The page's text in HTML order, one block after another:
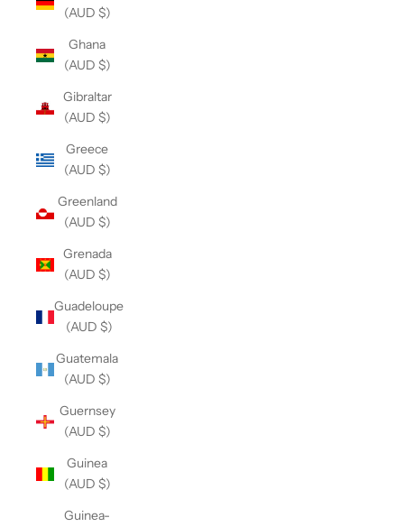
(AUD $)
Ghana
(AUD $)
Gibraltar
(AUD $)
Greece
(AUD $)
Greenland
(AUD $)
Grenada
(AUD $)
Guadeloupe
(AUD $)
Guatemala
(AUD $)
Guernsey
(AUD $)
Guinea
(AUD $)
Guinea-